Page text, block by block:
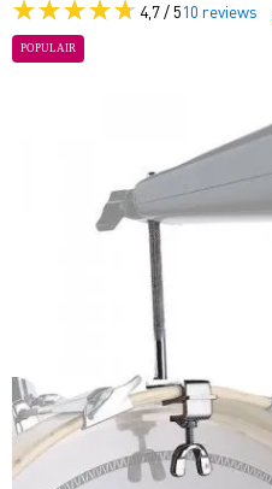
4,7 / 510 reviews
POPULAIR